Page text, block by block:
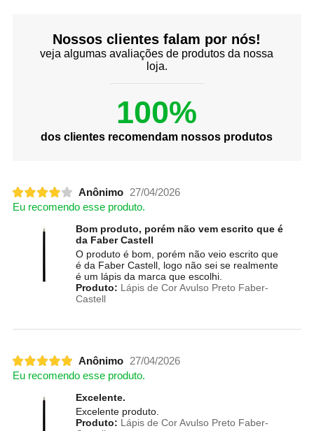
Nossos clientes falam por nós!
veja algumas avaliações de produtos da nossa
loja.
100%
dos clientes recomendam nossos produtos
Anônimo
27/04/2026
Eu recomendo esse produto.
Bom produto, porém não vem escrito que é
da Faber Castell
O produto é bom, porém não veio escrito que
é da Faber Castell, logo não sei se realmente
é um lápis da marca que escolhi.
Produto: Lápis de Cor Avulso Preto Faber-
Castell
Anônimo
27/04/2026
Eu recomendo esse produto.
Excelente.
Excelente produto.
Produto: Lápis de Cor Avulso Preto Faber-